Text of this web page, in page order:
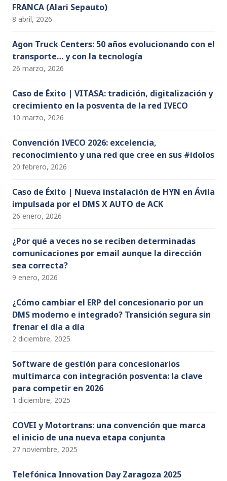
FRANCA (Alari Sepauto)
8 abril, 2026
Agon Truck Centers: 50 años evolucionando con el
transporte… y con la tecnología
26 marzo, 2026
Caso de Éxito | VITASA: tradición, digitalización y
crecimiento en la posventa de la red IVECO
10 marzo, 2026
Convención IVECO 2026: excelencia,
reconocimiento y una red que cree en sus #idolos
20 febrero, 2026
Caso de Éxito | Nueva instalación de HYN en Ávila
impulsada por el DMS X AUTO de ACK
26 enero, 2026
¿Por qué a veces no se reciben determinadas
comunicaciones por email aunque la dirección
sea correcta?
9 enero, 2026
¿Cómo cambiar el ERP del concesionario por un
DMS moderno e integrado? Transición segura sin
frenar el día a día
2 diciembre, 2025
Software de gestión para concesionarios
multimarca con integración posventa: la clave
para competir en 2026
1 diciembre, 2025
COVEI y Motortrans: una convención que marca
el inicio de una nueva etapa conjunta
27 noviembre, 2025
Telefónica Innovation Day Zaragoza 2025